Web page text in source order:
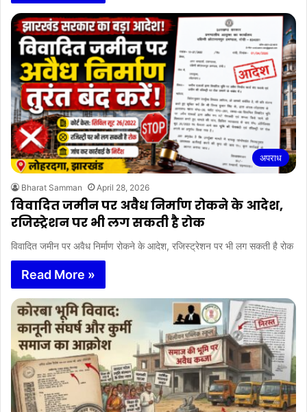
अपराध
Bharat Samman April 28, 2026
विवादित जमीन पर अवैध निर्माण रोकने के आदेश,
रजिस्ट्रेशन पर भी लग सकती है रोक
विवादित जमीन पर अवैध निर्माण रोकने के आदेश, रजिस्ट्रेशन पर भी लग सकती है रोक
Read More »